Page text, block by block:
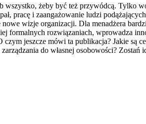
żeby być też przywódcą. Tylko
pracę i zaangażowanie ludzi
wizje organizacji. Dla menadżera
formalnych rozwiązaniach, wprowadza
jeszcze mówi ta publikacja? Jakie są
do własnej osobowości?